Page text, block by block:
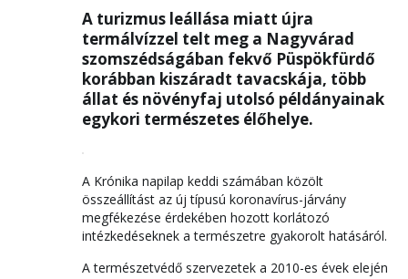
A turizmus leállása miatt újra
termálvízzel telt meg a Nagyvárad
szomszédságában fekvő Püspökfürdő
korábban kiszáradt tavacskája, több
állat és növényfaj utolsó példányainak
egykori természetes élőhelye.
A Krónika napilap keddi számában közölt
összeállítást az új típusú koronavírus-járvány
megfékezése érdekében hozott korlátozó
intézkedéseknek a természetre gyakorolt hatásáról.
A természetvédő szervezetek a 2010-es évek elején